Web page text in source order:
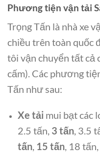
Phương tiện vận tải
Trọng Tấn là nhà xe
chiều trên toàn quốc
tôi vận chuyển tất cả
cấm). Các phương
Tấn như sau:
Xe tải mui bạt các
2.5 tấn, 3 tấn, 3.5
tấn, 15 tấn, 18 tấn,